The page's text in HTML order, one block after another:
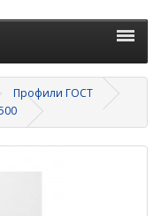
Профили ГОСТ